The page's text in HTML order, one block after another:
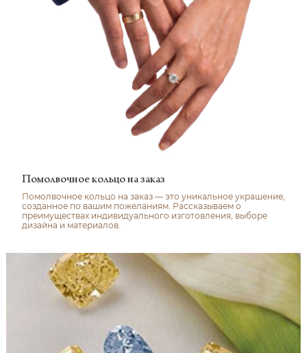
Помолвочное кольцо на заказ
Помолвочное кольцо на заказ — это уникальное украшение,
созданное по вашим пожеланиям. Рассказываем о
преимуществах индивидуального изготовления, выборе
дизайна и материалов.